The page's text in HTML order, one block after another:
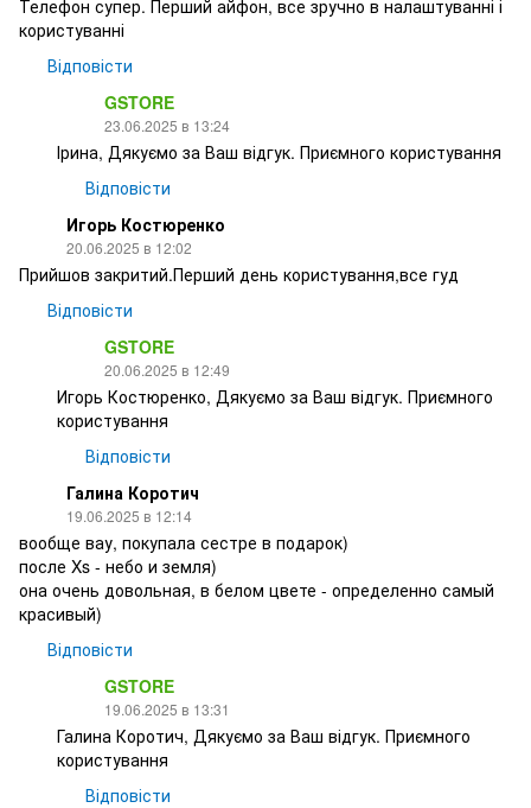
Телефон супер. Перший айфон, все зручно в налаштуванні і
користуванні
Відповісти
GSTORE
23.06.2025 в 13:24
Ірина, Дякуємо за Ваш відгук. Приємного користування
Відповісти
Игорь Костюренко
20.06.2025 в 12:02
Прийшов закритий.Перший день користування,все гуд
Відповісти
GSTORE
20.06.2025 в 12:49
Игорь Костюренко, Дякуємо за Ваш відгук. Приємного
користування
Відповісти
Галина Коротич
19.06.2025 в 12:14
вообще вау, покупала сестре в подарок)
после Xs - небо и земля)
она очень довольная, в белом цвете - определенно самый
красивый)
Відповісти
GSTORE
19.06.2025 в 13:31
Галина Коротич, Дякуємо за Ваш відгук. Приємного
користування
Відповісти